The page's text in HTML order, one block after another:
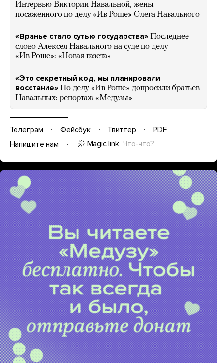
Интервью Виктории Навальной, жены
посаженного по делу «Ив Роше» Олега Навального
«Вранье стало сутью государства» Последнее
слово Алексея Навального на суде по делу
«Ив Роше»: «Новая газета»
«Это секретный код, мы планировали
восстание» По делу «Ив Роше» допросили братьев
Навальных: репортаж «Медузы»
Телеграм Фейсбук Твиттер
PDF
Напишите нам
Magic link Что-что?